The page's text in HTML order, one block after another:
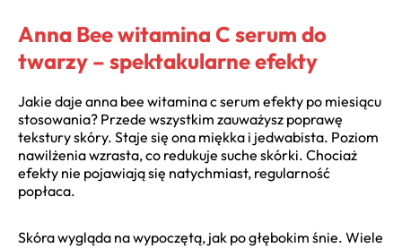
Anna Bee witamina C serum do
twarzy – spektakularne efekty
Jakie daje anna bee witamina c serum efekty po miesiącu
stosowania? Przede wszystkim zauważysz poprawę
tekstury skóry. Staje się ona miękka i jedwabista. Poziom
nawilżenia wzrasta, co redukuje suche skórki. Chociaż
efekty nie pojawiają się natychmiast, regularność
popłaca.
Skóra wygląda na wypoczętą, jak po głębokim śnie. Wiele